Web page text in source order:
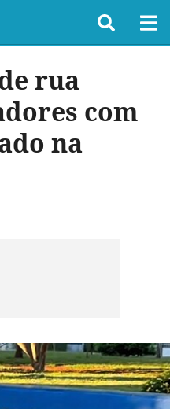
rua
com
na